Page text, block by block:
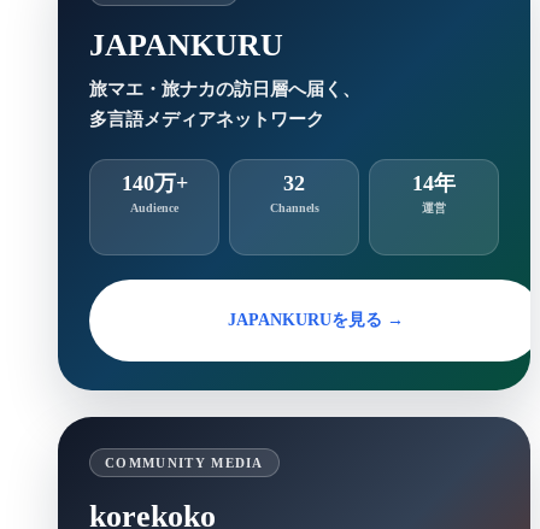
JAPANKURU
旅マエ・旅ナカの訪日層へ届く、
多言語メディアネットワーク
140万+
Audience
32
Channels
14年
運営
JAPANKURUを見る →
COMMUNITY MEDIA
korekoko